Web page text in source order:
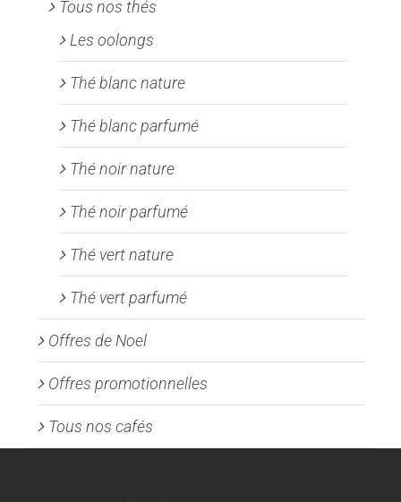
Tous nos thés
Les oolongs
Thé blanc nature
Thé blanc parfumé
Thé noir nature
Thé noir parfumé
Thé vert nature
Thé vert parfumé
Offres de Noel
Offres promotionnelles
Tous nos cafés